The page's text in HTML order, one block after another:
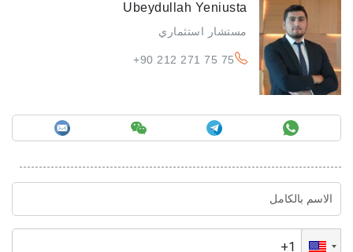
Ubeydullah Yeniusta
مستشار استثماري
+90 212 271 75 75